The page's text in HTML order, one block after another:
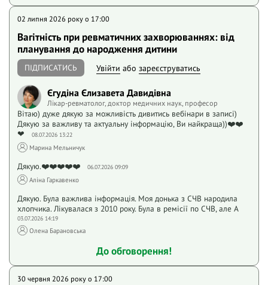
02 липня 2026 року o 17:00
Вагітність при ревматичних захворюваннях: від
планування до народження дитини
ПІДПИСАТИСЬ Увійти або зареєструватись
Єгудіна Єлизавета Давидівна
Лікар-ревматолог, доктор медичних наук, професор
Вітаю) дуже дякую за можливість дивитись вебінари в записі)
Дякую за важливу та актуальну інформацію, Ви найкраща))❤️❤️
❤
08.07.2026 13:22
Марина Мельничук
Дякую.❤️❤️❤️❤️❤️ 06.07.2026 09:09
Аліна Гаркавенко
Дякую. Була важлива інформація. Моя донька з СЧВ народила
хлопчика. Лікувалася з 2010 року. Була в ремісії по СЧВ, але А
03.07.2026 14:19
Олена Барановська
До обговорення!
30 червня 2026 року o 17:00